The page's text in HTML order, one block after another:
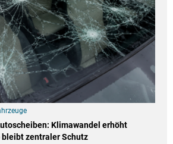
Klimawandel erhöht
zentraler Schutz